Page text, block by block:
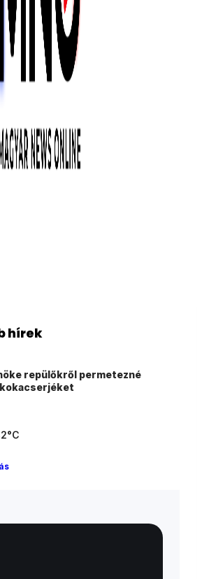
hírek
osztrák férfit egy 18 éves